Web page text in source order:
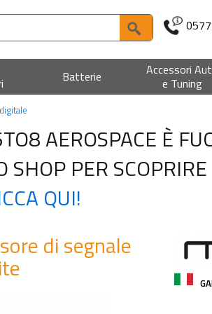
Batterie
Accessori
e Tuning
AEROSPACE È
PER
QUI!
di segnale